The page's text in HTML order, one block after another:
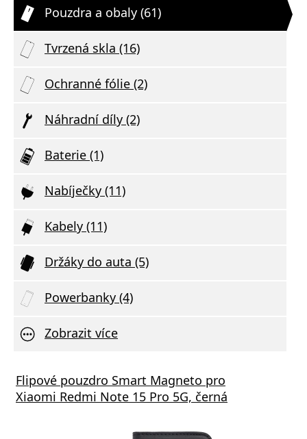
Pouzdra a obaly (61)
Tvrzená skla (16)
Ochranné fólie (2)
Náhradní díly (2)
Baterie (1)
Nabíječky (11)
Kabely (11)
Držáky do auta (5)
Powerbanky (4)
Zobrazit více
Flipové pouzdro Smart Magneto pro
Xiaomi Redmi Note 15 Pro 5G, černá